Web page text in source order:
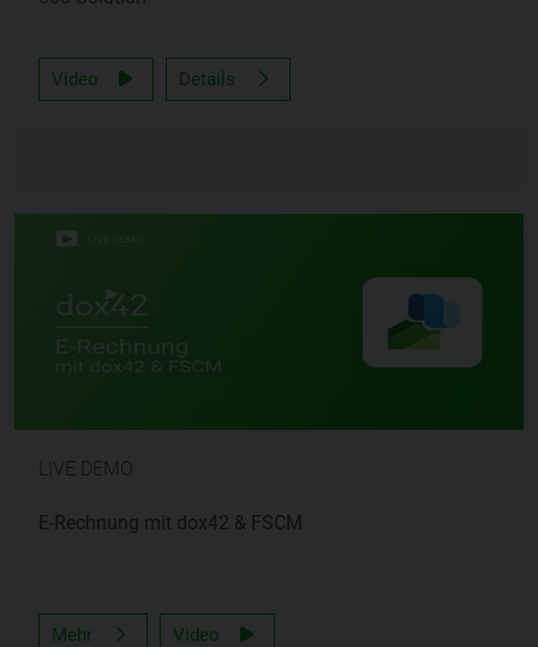
Video Details
LIVE DEMO
E-Rechnung mit dox42 & FSCM
Mehr Video